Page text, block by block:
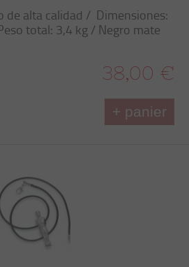
de alta calidad / Dimensiones:
total: 3,4 kg / Negro mate
38,00 €
+ panier